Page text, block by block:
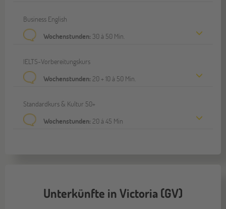
Business English
Wochenstunden: 30 à 50 Min.
IELTS-Vorbereitungskurs
Wochenstunden: 20 + 10 à 50 Min.
Standardkurs & Kultur 50+
Wochenstunden: 20 á 45 Min
Unterkünfte in Victoria (GV)